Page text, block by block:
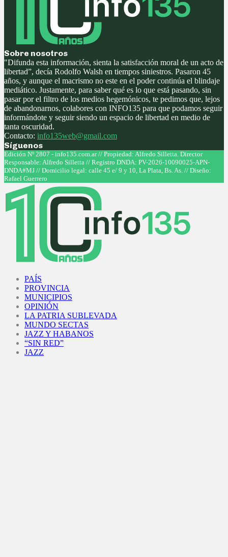
Sobre nosotros
"Difunda esta información, sienta la satisfacción moral de un acto de
libertad”, decía Rodolfo Walsh en tiempos siniestros. Pasaron 45
años, y aunque el macrismo no este en el poder continúa el blindaje
mediático. Justamente, para saber qué es lo que está pasando, sin
pasar por el filtro de los medios hegemónicos, te pedimos que, lejos
de abandonarnos, colabores con INFO135 para que podamos seguir
informándote y seguir siendo un espacio de libertad en medio de
tanta oscuridad.
Contacto: info135web@gmail.com
Síguenos
Facebook
Twitter
Instagram
Youtube
Edición Nº 2807 - info135.com.ar // Propiedad: Alfredo Silletta. Director
Responsable: Alfredo Silletta // Registro DNDA: PV-2026-10090025-APN-
DNDA#MJ // Domicilio legal: calle 45 e/ 9 y 10, La Plata, Bs. As. // Diseño:
Rafael Guerrero
PAÍS
PROVINCIA
MUNICIPIOS
OPINIÓN
LA PATRIA SUBLEVADA
MUNDO SECTAS
JAZZ Y HABANOS
“SIN RED”
JAZZ